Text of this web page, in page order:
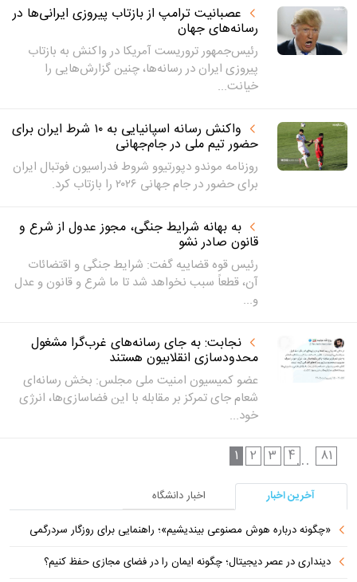
عصبانیت ترامپ از بازتاب پیروزی ایرانی‌ها در
رسانه‌های جهان
رئیس‌جمهور تروریست آمریکا در واکنش به بازتاب
پیروزی ایران در رسانه‌ها، چنین گزارش‌هایی را
خیانت...
واکنش رسانه اسپانیایی به ۱۰ شرط ایران برای
حضور تیم ملی در جام‌جهانی
روزنامه موندو دپورتیوو شروط فدراسیون فوتبال ایران
برای حضور در جام جهانی ۲۰۲۶ را بازتاب کرد.
به بهانه شرایط جنگی، مجوز عدول از شرع و
قانون صادر نشو
رئیس قوه قضاییه گفت: شرایط جنگی و اقتضائات
آن، قطعاً سبب نخواهد شد تا ما شرع و قانون و عدل
و...
نجابت: به جای رسانه‌های غرب‌گرا مشغول
محدودسازی انقلابیون هستند
عضو کمیسیون امنیت ملی مجلس: بخش رسانه‌ای
شعام جای تمرکز بر مقابله با این فضاسازی‌ها، انرژی
خود...
1
2 3 4... 81
آخرین اخبار
اخبار دانشگاه
«چگونه درباره هوش مصنوعی بیندیشیم»؛ راهنمایی برای روزگار سردرگمی
دینداری در عصر دیجیتال؛ چگونه ایمان را در فضای مجازی حفظ کنیم؟